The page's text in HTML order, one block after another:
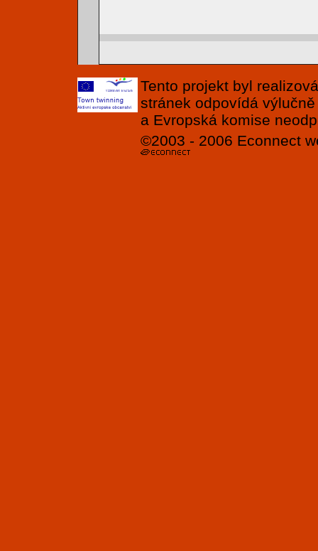
Tento projekt byl
stránek odpovídá
a Evropská komise
©2003 - 2006 Econnect